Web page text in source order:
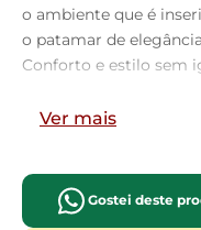
o ambiente que é
o patamar de
Conforto e estilo sem
Dimensões do Produto.
Profundidade: 85 cm.
Altura do Encosto:
Ver mais
Gostei deste